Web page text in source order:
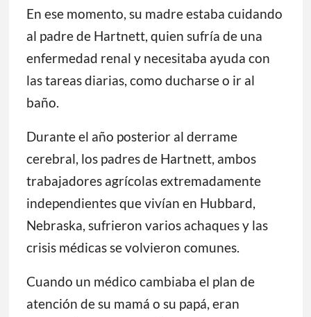
En ese momento, su madre estaba cuidando
al padre de Hartnett, quien sufría de una
enfermedad renal y necesitaba ayuda con
las tareas diarias, como ducharse o ir al
baño.
Durante el año posterior al derrame
cerebral, los padres de Hartnett, ambos
trabajadores agrícolas extremadamente
independientes que vivían en Hubbard,
Nebraska, sufrieron varios achaques y las
crisis médicas se volvieron comunes.
Cuando un médico cambiaba el plan de
atención de su mamá o su papá, eran